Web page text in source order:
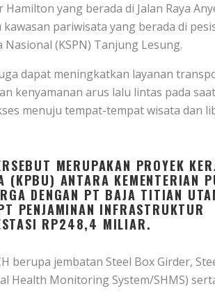
yang berada di Jalan Raya
pariwisata yang berada di
(KSPN) Tanjung Lesung.
dapat meningkatkan layanan
kenyamanan arus lalu lintas pada
menuju tempat-tempat wisata dan
MERUPAKAN PROYEK
(KPBU) ANTARA KEMENTERIAN
DENGAN PT BAJA TITIAN
PENJAMINAN INFRASTRUKTUR
RP248,4 MILIAR.
berupa jembatan Steel Box Girder,
Health Monitoring System/SHMS)